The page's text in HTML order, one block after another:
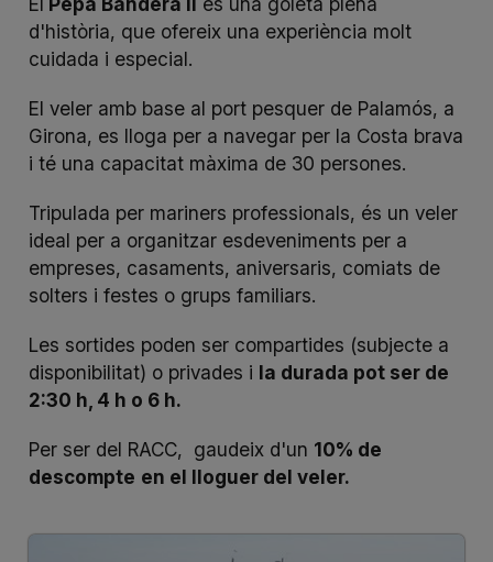
d'història, que ofereix una experiència molt
cuidada i especial.
El veler amb base al port pesquer de Palamós, a
Girona, es lloga per a navegar per la Costa brava
i té una capacitat màxima de 30 persones.
Tripulada per mariners professionals, és un veler
ideal per a organitzar esdeveniments per a
empreses, casaments, aniversaris, comiats de
solters i festes o grups familiars.
Les sortides poden ser compartides (subjecte a
disponibilitat) o privades i la durada pot ser de
2:30 h, 4 h o 6 h.
Per ser del RACC, gaudeix d'un 10% de
descompte en el lloguer del veler.